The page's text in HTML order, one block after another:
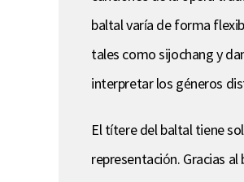
baltal varía de forma
tales como sijochang y
interpretar los géneros
El títere del baltal tiene
representación. Gracias